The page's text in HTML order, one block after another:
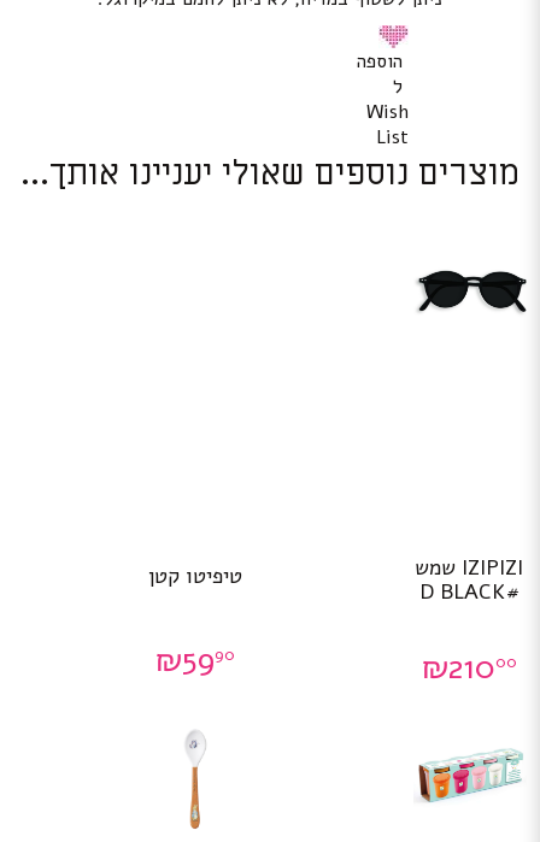
הוספה
ל
Wish
List
מוצרים נוספים שאולי יעניינו אותך...
IZIPIZI שמש
#D BLACK
₪21000
טיפיטו קטן
₪5990